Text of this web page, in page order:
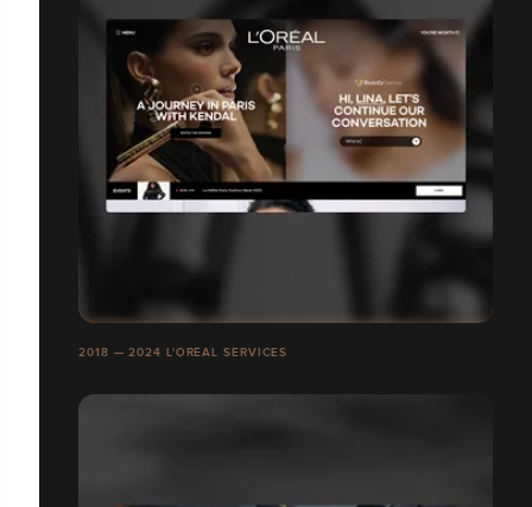
2018 — 2024 L'ORÉAL SERVICES